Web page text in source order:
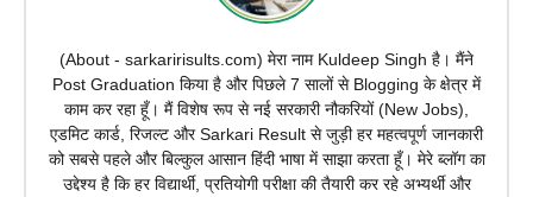
(About - sarkaririsults.com) मेरा नाम Kuldeep Singh है। मैंने
Post Graduation किया है और पिछले 7 सालों से Blogging के क्षेत्र में
काम कर रहा हूँ। मैं विशेष रूप से नई सरकारी नौकरियों (New Jobs),
एडमिट कार्ड, रिजल्ट और Sarkari Result से जुड़ी हर महत्वपूर्ण जानकारी
को सबसे पहले और बिल्कुल आसान हिंदी भाषा में साझा करता हूँ। मेरे ब्लॉग का
उद्देश्य है कि हर विद्यार्थी, प्रतियोगी परीक्षा की तैयारी कर रहे अभ्यर्थी और